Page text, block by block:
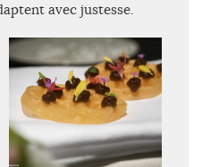
avec justesse.